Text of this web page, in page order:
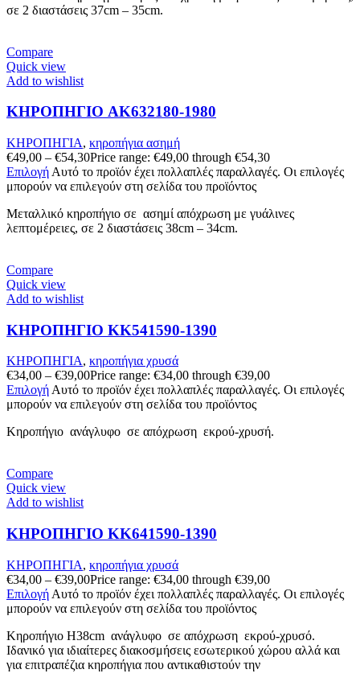
σε 2 διαστάσεις 37cm – 35cm.
Compare
Quick view
Add to wishlist
ΚΗΡΟΠΗΓΙΟ AK632180-1980
ΚΗΡΟΠΗΓΙΑ, κηροπήγια ασημή
€49,00 – €54,30Price range: €49,00 through €54,30
Επιλογή Αυτό το προϊόν έχει πολλαπλές παραλλαγές. Οι επιλογές
μπορούν να επιλεγούν στη σελίδα του προϊόντος
Μεταλλικό κηροπήγιο σε ασημί απόχρωση με γυάλινες
λεπτομέρειες, σε 2 διαστάσεις 38cm – 34cm.
Compare
Quick view
Add to wishlist
ΚΗΡΟΠΗΓΙΟ KK541590-1390
ΚΗΡΟΠΗΓΙΑ, κηροπήγια χρυσά
€34,00 – €39,00Price range: €34,00 through €39,00
ΕπιλογήΑυτό το προϊόν έχει πολλαπλές παραλλαγές. Οι επιλογές
μπορούν να επιλεγούν στη σελίδα του προϊόντος
Κηροπήγιο ανάγλυφo σε απόχρωση εκρού-χρυσή.
Compare
Quick view
Add to wishlist
ΚΗΡΟΠΗΓΙΟ KK641590-1390
ΚΗΡΟΠΗΓΙΑ, κηροπήγια χρυσά
€34,00 – €39,00Price range: €34,00 through €39,00
Επιλογή Αυτό το προϊόν έχει πολλαπλές παραλλαγές. Οι επιλογές
μπορούν να επιλεγούν στη σελίδα του προϊόντος
Κηροπήγιο Η38cm ανάγλυφo σε απόχρωση εκρού-χρυσό.
Ιδανικό για ιδιαίτερες διακοσμήσεις εσωτερικού χώρου αλλά και
για επιτραπέζια κηροπήγια που αντικαθιστούν την